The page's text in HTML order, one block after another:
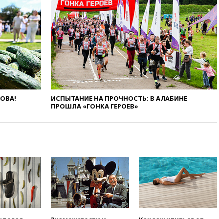
13:58 Медведев назвал
Японию вассалом США
13:45В Петербурге достроили
новый тоннель зеленой ветки
метро
13:38В эфире «Радиостанции
Судного дня» прозвучали три
сообщения
13:29Восемь человек
пострадали при наезде
13:13
СК возбудил дело по
факту гибели женщины и
ребенка в Раменском
12:57
В Луганске при ракетном
ударе ВСУ по складу
пострадали пять человек
ИСПЫТАНИЕ НА ПРОЧНОСТЬ: В АЛАБИНЕ
ПРОШЛА «ГОНКА ГЕРОЕВ»